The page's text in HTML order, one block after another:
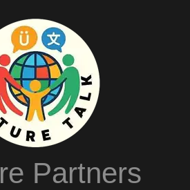
Partners